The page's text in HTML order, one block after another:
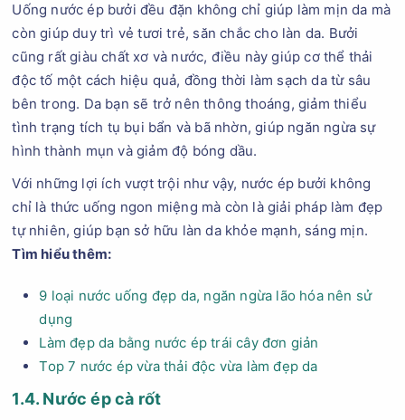
Uống nước ép bưởi đều đặn không chỉ giúp làm mịn da mà
còn giúp duy trì vẻ tươi trẻ, săn chắc cho làn da. Bưởi
cũng rất giàu chất xơ và nước, điều này giúp cơ thể thải
độc tố một cách hiệu quả, đồng thời làm sạch da từ sâu
bên trong. Da bạn sẽ trở nên thông thoáng, giảm thiểu
tình trạng tích tụ bụi bẩn và bã nhờn, giúp ngăn ngừa sự
hình thành mụn và giảm độ bóng dầu.
Với những lợi ích vượt trội như vậy, nước ép bưởi không
chỉ là thức uống ngon miệng mà còn là giải pháp làm đẹp
tự nhiên, giúp bạn sở hữu làn da khỏe mạnh, sáng mịn.
Tìm hiểu thêm:
9 loại nước uống đẹp da, ngăn ngừa lão hóa nên sử
dụng
Làm đẹp da bằng nước ép trái cây đơn giản
Top 7 nước ép vừa thải độc vừa làm đẹp da
1.4. Nước ép cà rốt